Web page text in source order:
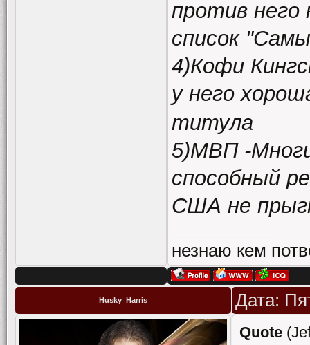
против
список
4)Кофи
у него
титула
5)МВП -
способный
США не
незнаю кем
Husky_Harris Дата:
Quote (